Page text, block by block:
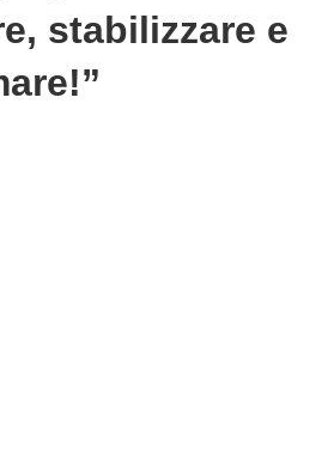
stabilizzare e